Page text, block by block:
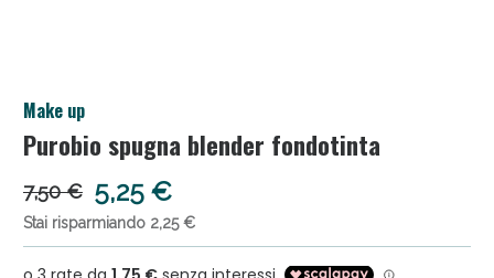
Make up
Purobio spugna blender fondotinta
7,50 € 5,25 €
Stai risparmiando 2,25 €
Anticellulite e Fanghi: Sconto fino al 40% valido